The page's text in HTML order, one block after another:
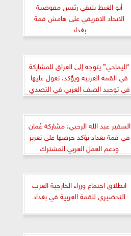
أبو الغيط يلتقي رئيس مفوضية
الاتحاد الافريقي على هامش قمة
بغداد
*اليماحي” يتوجه إلى العراق للمشاركة
في القمة العربية ويؤكد: نعول عليها
في توحيد الصف العربي في التصدي
للتحديات الراهنة
السفير عبد الله الرحبي: مشاركة عُمان
في قمة بغداد تؤكد حرصها على تعزيز
ودعم العمل العربي المشترك
انطلاق اجتماع وزراء الخارجية العرب
التحضيري للقمة العربية في بغداد